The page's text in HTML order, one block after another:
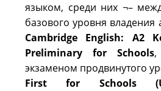
языком, среди них ¬–
базового уровня
Cambridge English: A2
Preliminary for Schools,
экзаменом продвинутого
First for Schools